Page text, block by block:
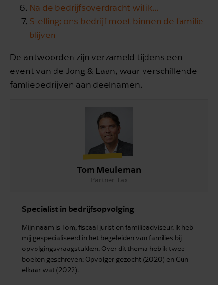
Na de bedrijfsoverdracht wil ik...
Stelling: ons bedrijf moet binnen de familie
blijven
De antwoorden zijn verzameld tijdens een
event van de Jong & Laan, waar verschillende
famliebedrijven aan deelnamen.
Tom Meuleman
Partner Tax
Specialist in bedrijfsopvolging
Mijn naam is Tom, fiscaal jurist en familieadviseur. Ik heb
mij gespecialiseerd in het begeleiden van families bij
opvolgingsvraagstukken. Over dit thema heb ik twee
boeken geschreven: Opvolger gezocht (2020) en Gun
elkaar wat (2022).